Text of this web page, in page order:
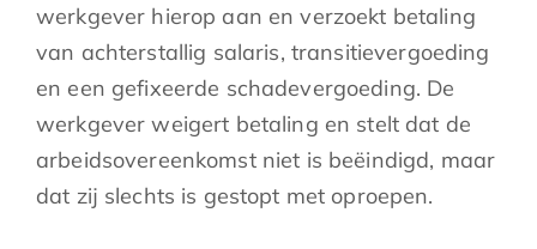
werkgever hierop aan en verzoekt betaling
van achterstallig salaris, transitievergoeding
en een gefixeerde schadevergoeding. De
werkgever weigert betaling en stelt dat de
arbeidsovereenkomst niet is beëindigd, maar
dat zij slechts is gestopt met oproepen.